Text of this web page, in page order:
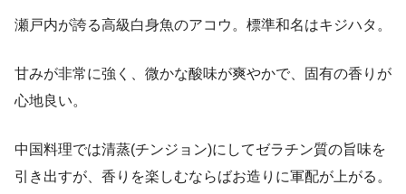
瀬戸内が誇る高級白身魚のアコウ。標準和名はキジハタ。
甘みが非常に強く、微かな酸味が爽やかで、固有の香りが
心地良い。
中国料理では清蒸(チンジョン)にしてゼラチン質の旨味を
引き出すが、香りを楽しむならばお造りに軍配が上がる。